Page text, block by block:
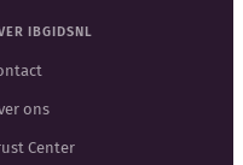
IBGIDSNL
ons
Center